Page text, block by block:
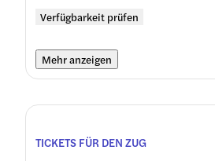
Verfügbarkeit prüfen
Mehr anzeigen
TICKETS FÜR DEN ZUG